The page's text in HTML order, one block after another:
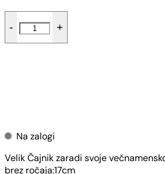
-
Čajnik
-
+
Na zalogi
Velik Čajnik zaradi svoje
brez ročaja:17cm